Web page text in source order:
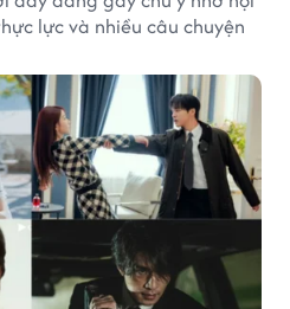
lực và nhiều câu chuyện